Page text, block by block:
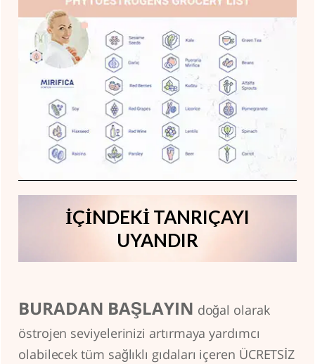
İÇİNDEKİ TANRIÇAYI
UYANDIR
BURADAN BAŞLAYIN doğal olarak
östrojen seviyelerinizi artırmaya yardımcı
olabilecek tüm sağlıklı gıdaları içeren ÜCRETSİZ